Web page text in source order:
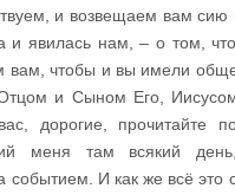
и возвещаем вам сию
и явилась нам, – о том,
вам, чтобы и вы имели
и Сыном Его,
дорогие, прочитайте
меня там всякий
событием. И как же всё это